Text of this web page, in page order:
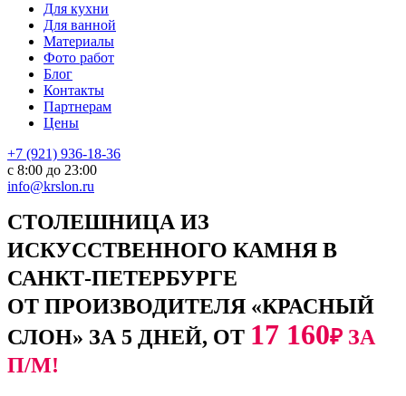
Для кухни
Для ванной
Материалы
Фото работ
Блог
Контакты
Партнерам
Цены
+7 (921) 936-18-36
с 8:00 до 23:00
info@krslon.ru
СТОЛЕШНИЦА ИЗ
ИСКУССТВЕННОГО КАМНЯ В
САНКТ-ПЕТЕРБУРГЕ
ОТ ПРОИЗВОДИТЕЛЯ «КРАСНЫЙ
СЛОН» ЗА 5 ДНЕЙ, ОТ 17 160₽ ЗА
П/М!